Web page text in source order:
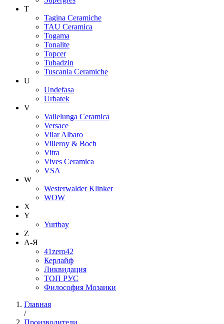
T
Tagina Ceramiche
TAU Ceramica
Togama
Tonalite
Topcer
Tubadzin
Tuscania Ceramiche
U
Undefasa
Urbatek
V
Vallelunga Ceramica
Versace
Vilar Albaro
Villeroy & Boch
Vitra
Vives Ceramica
VSA
W
Westerwalder Klinker
WOW
X
Y
Yurtbay
Z
А-Я
41zero42
Керлайф
Ликвидация
ТОП РУС
Философия Мозаики
Главная
/
Производители